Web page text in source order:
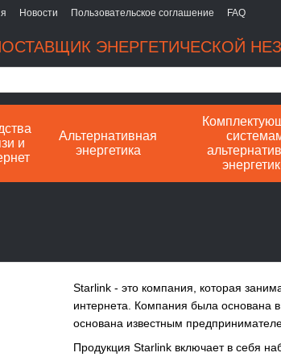
Новости Пользовательское соглашение FAQ
ЭНЕРГЕТИЧЕСКОЙ
и
Альтернативная
энергетика
Starlink - это компания, которая
интернета. Компания была основана
основана известным
Продукция Starlink включает в себя